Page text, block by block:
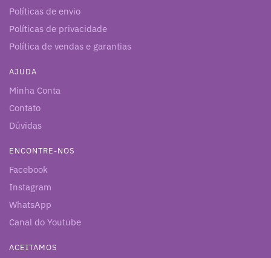
Políticas de envio
Políticas de privacidade
Política de vendas e garantias
AJUDA
Minha Conta
Contato
Dúvidas
ENCONTRE-NOS
Facebook
Instagram
WhatsApp
Canal do Youtube
ACEITAMOS